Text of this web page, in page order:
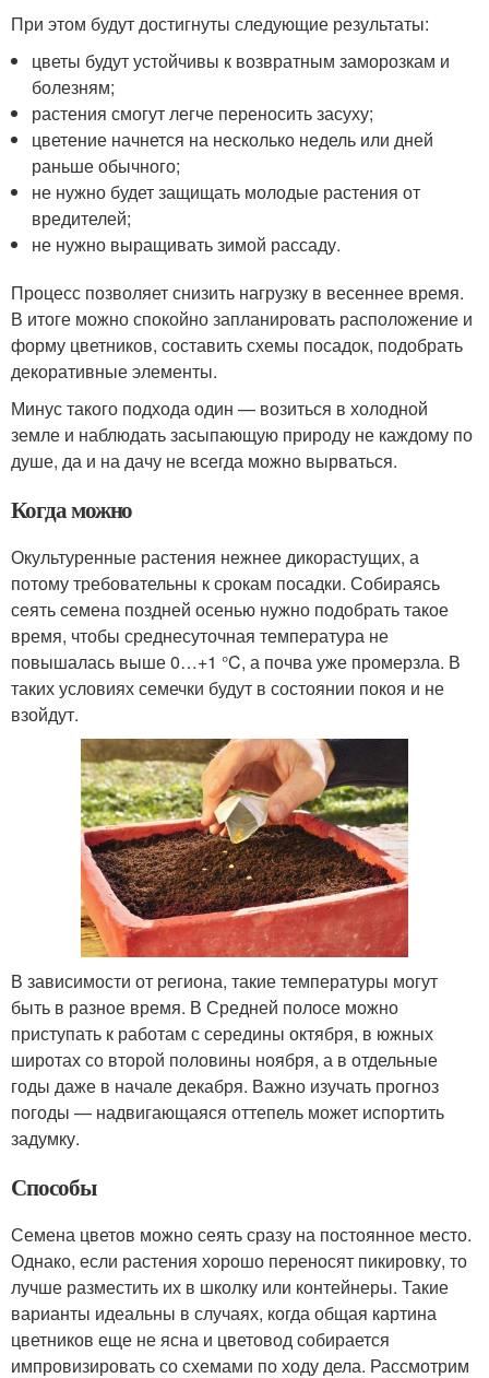
При этом будут достигнуты следующие результаты:
цветы будут устойчивы к возвратным заморозкам и
болезням;
растения смогут легче переносить засуху;
цветение начнется на несколько недель или дней
раньше обычного;
не нужно будет защищать молодые растения от
вредителей;
не нужно выращивать зимой рассаду.
Процесс позволяет снизить нагрузку в весеннее время.
В итоге можно спокойно запланировать расположение и
форму цветников, составить схемы посадок, подобрать
декоративные элементы.
Минус такого подхода один — возиться в холодной
земле и наблюдать засыпающую природу не каждому по
душе, да и на дачу не всегда можно вырваться.
Когда можно
Окультуренные растения нежнее дикорастущих, а
потому требовательны к срокам посадки. Собираясь
сеять семена поздней осенью нужно подобрать такое
время, чтобы среднесуточная температура не
повышалась выше 0…+1 °C, а почва уже промерзла. В
таких условиях семечки будут в состоянии покоя и не
взойдут.
В зависимости от региона, такие температуры могут
быть в разное время. В Средней полосе можно
приступать к работам с середины октября, в южных
широтах со второй половины ноября, а в отдельные
годы даже в начале декабря. Важно изучать прогноз
погоды — надвигающаяся оттепель может испортить
задумку.
Способы
Семена цветов можно сеять сразу на постоянное место.
Однако, если растения хорошо переносят пикировку, то
лучше разместить их в школку или контейнеры. Такие
варианты идеальны в случаях, когда общая картина
цветников еще не ясна и цветовод собирается
импровизировать со схемами по ходу дела. Рассмотрим